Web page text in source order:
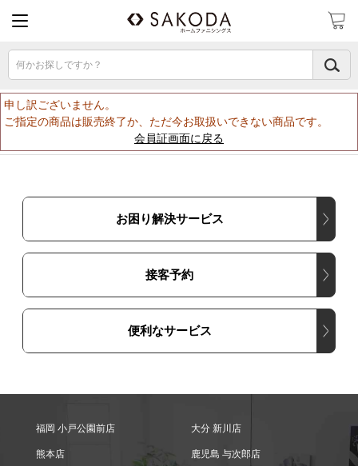
何かお探しですか？
申し訳ございません。
ご指定の商品は販売終了か、ただ今お取扱いできない商品です。
会員証画面に戻る
お困り解決サービス
接客予約
便利なサービス
福岡 小戸公園前店 大分 新川店
熊本店 鹿児島 与次郎店